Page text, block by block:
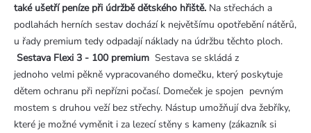
také ušetří peníze při údržbě dětského hřiště. Na střechách a
podlahách herních sestav dochází k největšímu opotřebění nátěrů,
u řady premium tedy odpadají náklady na údržbu těchto ploch.
Sestava Flexi 3 - 100 premium Sestava se skládá z
jednoho velmi pěkně vypracovaného domečku, který poskytuje
dětem ochranu při nepřízni počasí. Domeček je spojen pevným
mostem s druhou veží bez střechy. Nástup umožňují dva žebříky,
které je možné vyměnit i za lezecí stěny s kameny (zákazník si